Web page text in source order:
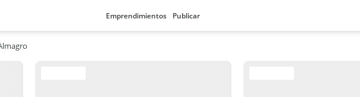
Emprendimientos Publicar